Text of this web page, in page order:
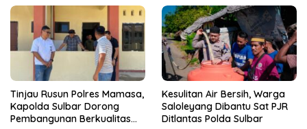
Tinjau Rusun Polres Mamasa,
Kapolda Sulbar Dorong
Pembangunan Berkualitas
Kesulitan Air Bersih, Warga
Saloleyang Dibantu Sat PJR
Ditlantas Polda Sulbar